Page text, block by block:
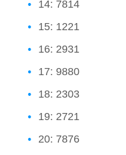
14: 7814
15: 1221
16: 2931
17: 9880
18: 2303
19: 2721
20: 7876